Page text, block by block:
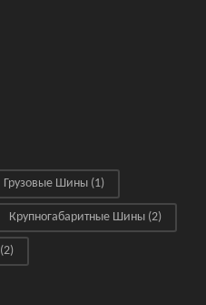
Грузовые Шины (1)
Крупногабаритные Шины (2)
(2)